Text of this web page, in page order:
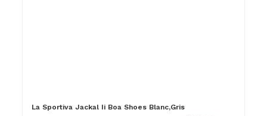
La Sportiva Jackal Ii Boa Shoes Blanc,Gris